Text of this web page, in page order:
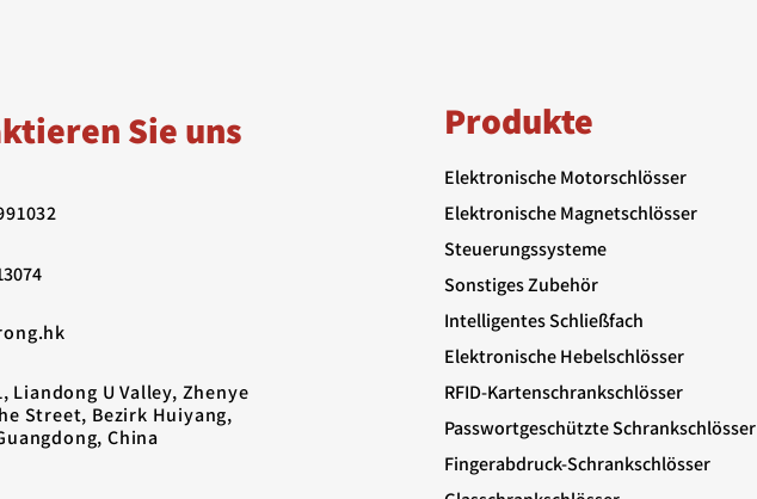
Sie uns
Liandong U Valley, Zhenye
Street, Bezirk Huiyang,
China
Produkte
Elektronische Motorschlösser
Elektronische Magnetschlösser
Steuerungssysteme
Sonstiges Zubehör
Intelligentes Schließfach
Elektronische Hebelschlösser
RFID-Kartenschrankschlösser
Passwortgeschützte Schrankschlösser
Fingerabdruck-Schrankschlösser